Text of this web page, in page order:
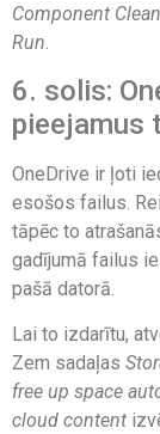
Component
Run
6. solis:
pieejamus
OneDrive ir ļoti
esošos failus.
tāpēc to
gadījumā failus
pašā datorā.
Lai to izdarītu,
Zem sadaļas
free up space
cloud content